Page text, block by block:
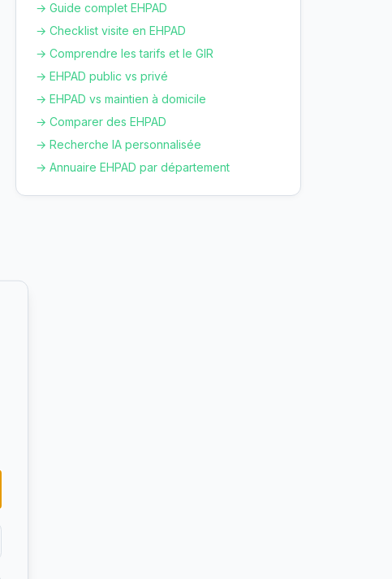
→ Guide complet EHPAD
→ Checklist visite en EHPAD
→ Comprendre les tarifs et le GIR
→ EHPAD public vs privé
→ EHPAD vs maintien à domicile
→ Comparer des EHPAD
→ Recherche IA personnalisée
→ Annuaire EHPAD par département